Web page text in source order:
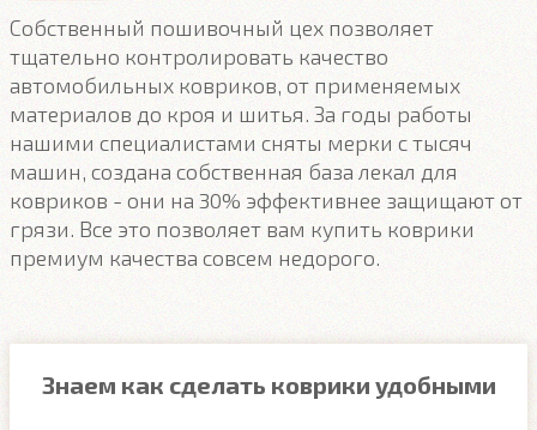
Собственный пошивочный цех позволяет
тщательно контролировать качество
автомобильных ковриков, от применяемых
материалов до кроя и шитья. За годы работы
нашими специалистами сняты мерки с тысяч
машин, создана собственная база лекал для
ковриков - они на 30% эффективнее защищают от
грязи. Все это позволяет вам купить коврики
премиум качества совсем недорого.
Знаем как сделать коврики удобными